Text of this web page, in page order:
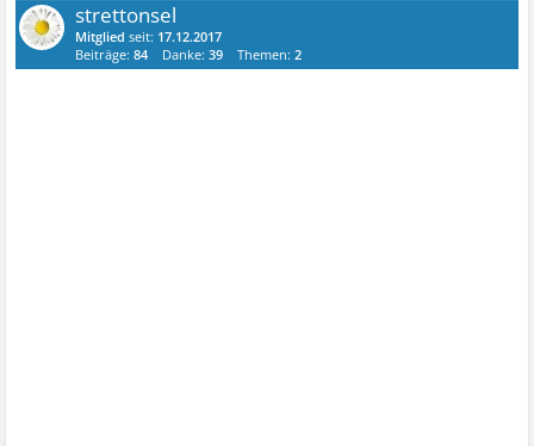
strettonsel
Mitglied seit: 17.12.2017
Beiträge:84 Danke:39 Themen:2